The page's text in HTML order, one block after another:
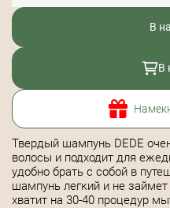
В
В
Твердый шампунь DEDE
волосы и подходит для
удобно брать с собой в
шампунь легкий и не
хватит на 30-40 процедур